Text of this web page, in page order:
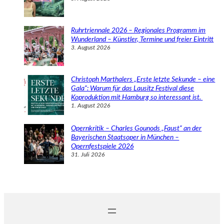
Ruhrtriennale 2026 – Regionales Programm im
Wunderland – Künstler, Termine und freier Eintritt
3. August 2026
Christoph Marthalers „Erste letzte Sekunde – eine
Gala“: Warum für das Lausitz Festival diese
Koproduktion mit Hamburg so interessant ist.
1. August 2026
Opernkritik – Charles Gounods „Faust“ an der
Bayerischen Staatsoper in München –
Opernfestspiele 2026
31. Juli 2026